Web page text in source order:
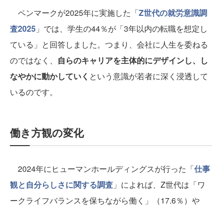
ペンマークが2025年に実施した「Z世代の就労意識調
査2025 」では、学生の44％が「3年以内の転職を想定し
ている」と回答しました。つまり、会社に人生を委ねる
のではなく、 自らのキャリアを主体的にデザインし、し
なやかに動かしていく という意識が若者に深く浸透して
いるのです。
働き方観の変化
2024年にヒューマンホールディングスが行った「仕事
観と自分らしさに関する調査 」によれば、Z世代は「ワ
ークライフバランスを保ちながら働く」（17.6％）や